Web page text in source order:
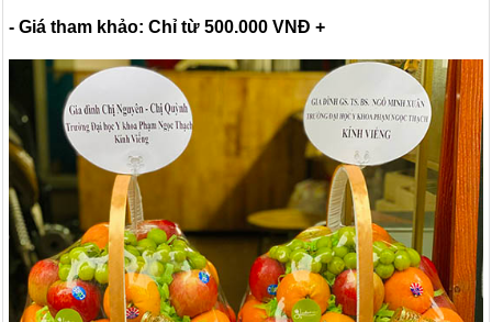
- Giá tham khảo: Chỉ từ 500.000 VNĐ +